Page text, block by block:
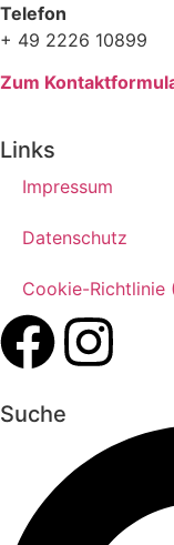
Telefon
+ 49 2226 10899
Zum
Links
Impressum
Datenschutz
Cookie-Richtlinie
Suche